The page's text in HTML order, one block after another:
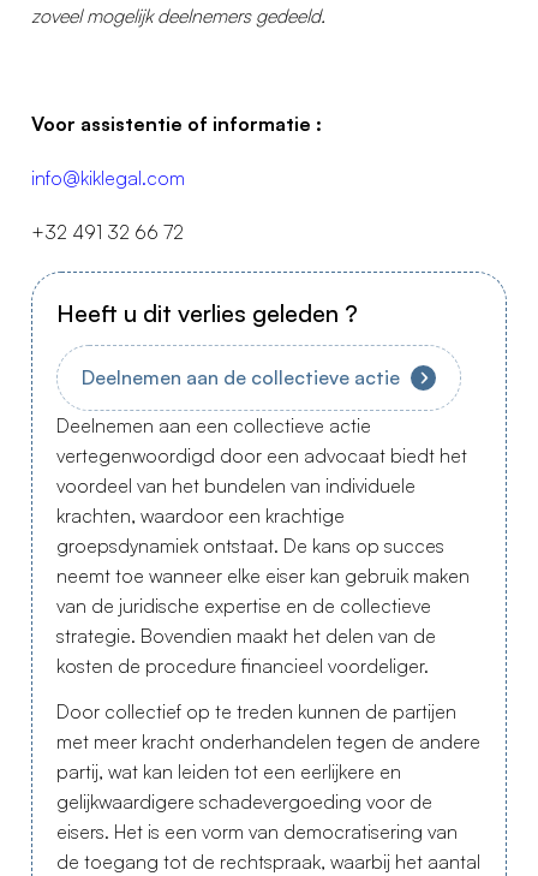
zoveel mogelijk deelnemers gedeeld.
Voor assistentie of informatie :
info@kiklegal.com
+32 491 32 66 72
Heeft u dit verlies geleden ?
Deelnemen aan de collectieve actie
Deelnemen aan een collectieve actie
vertegenwoordigd door een advocaat biedt het
voordeel van het bundelen van individuele
krachten, waardoor een krachtige
groepsdynamiek ontstaat. De kans op succes
neemt toe wanneer elke eiser kan gebruik maken
van de juridische expertise en de collectieve
strategie. Bovendien maakt het delen van de
kosten de procedure financieel voordeliger.
Door collectief op te treden kunnen de partijen
met meer kracht onderhandelen tegen de andere
partij, wat kan leiden tot een eerlijkere en
gelijkwaardigere schadevergoeding voor de
eisers. Het is een vorm van democratisering van
de toegang tot de rechtspraak, waarbij het aantal